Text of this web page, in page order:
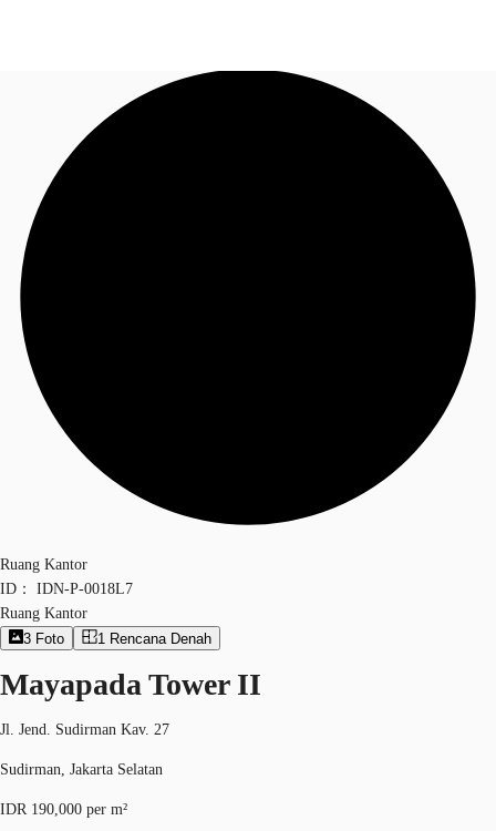
Ruang Kantor
Ruang Kerja Fleksibel
+62 21 29223888
Ruang Kantor
ID：
IDN-P-0018L7
Ruang Kantor
3 Foto 1 Rencana Denah
Mayapada Tower II
Jl. Jend. Sudirman Kav. 27
Sudirman, Jakarta Selatan
IDR 190,000 per m²